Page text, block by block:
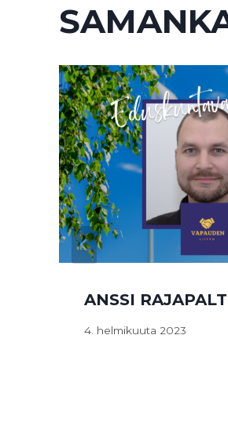
ANSSI
4. helmikuuta 2023